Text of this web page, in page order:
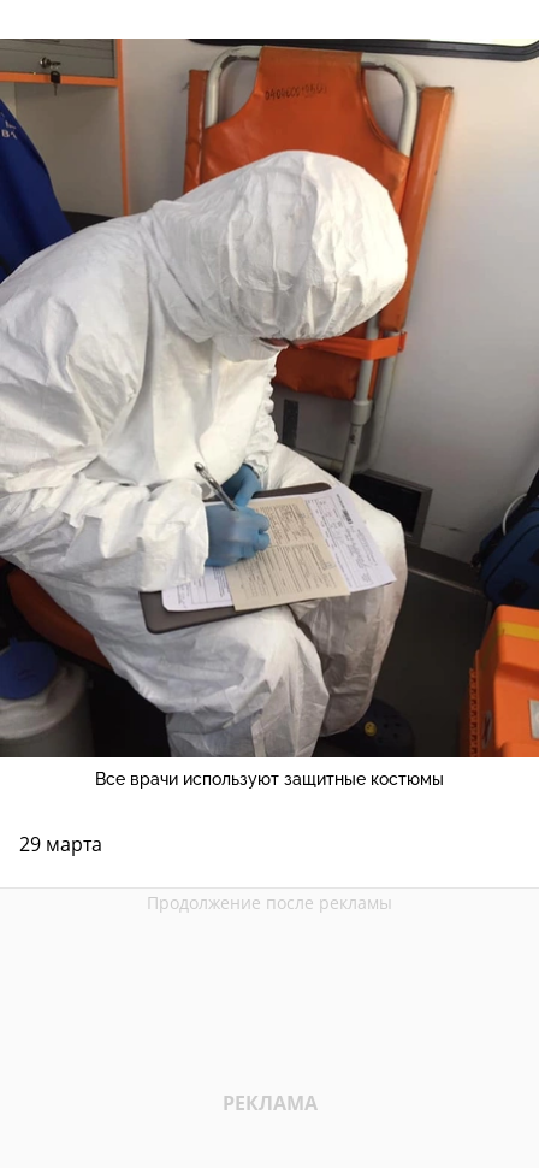
Все врачи используют защитные костюмы
29 марта